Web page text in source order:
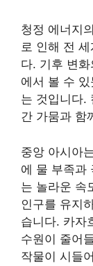
청정 에너지
로 인해 전
다. 기후 변
에서 볼 수
는 것입니다.
간 가뭄과 함
중앙 아시아
에 물 부족과
는 놀라운 속
인구를 유지
습니다. 카자
수원이 줄어
작물이 시들